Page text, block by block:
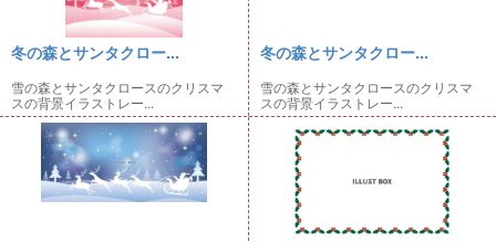
冬の森とサンタクロー...
雪の森とサンタクロースのクリスマ
スの背景イラストレー...
冬の森とサンタクロー...
雪の森とサンタクロースのクリスマ
スの背景イラストレー...